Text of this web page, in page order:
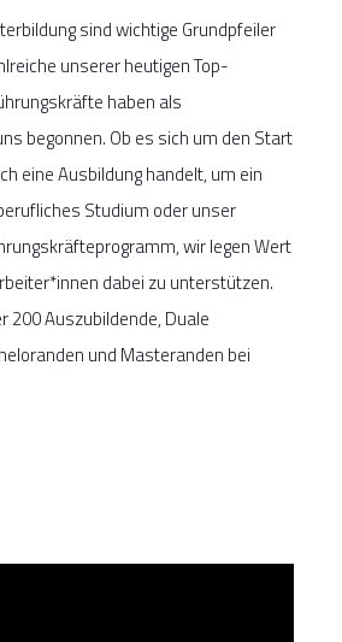
sind wichtige Grundpfeiler
unserer heutigen Top-
haben als
begonnen. Ob es sich um den Start
eine Ausbildung handelt, um ein
Studium oder unser
wir legen Wert
dabei zu unterstützen.
200 Auszubildende, Duale
und Masteranden bei